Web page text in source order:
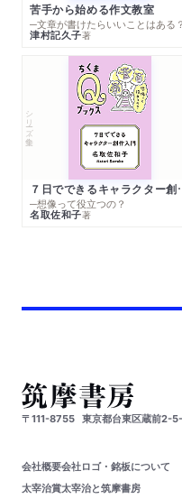
苦手から始める作文教室
─文章が書けたらいいことはある？
津村記久子著
シリーズ・全集
７日で
─想像って役立つの？
名取佐和子著
〒111-8755 東京都台東区蔵前2-
会社概要会社ロゴ・銘板について
太宰治賞太宰治と筑摩書房